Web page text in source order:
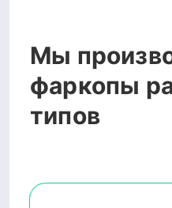
Мы
фаркопы
типов